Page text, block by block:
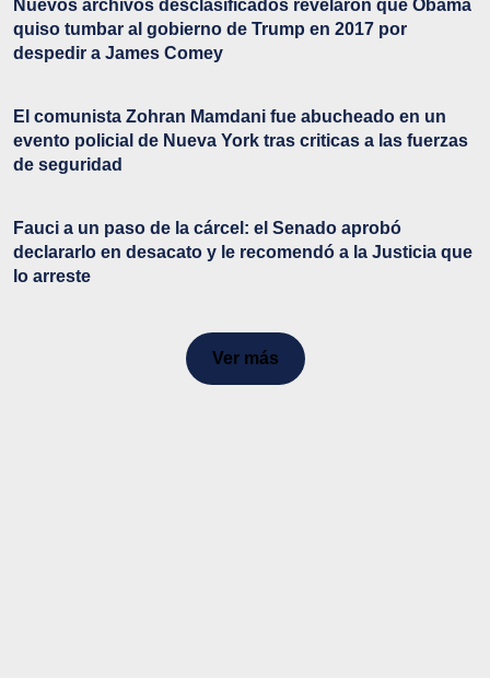
Nuevos archivos desclasificados revelaron que Obama
quiso tumbar al gobierno de Trump en 2017 por
despedir a James Comey
El comunista Zohran Mamdani fue abucheado en un
evento policial de Nueva York tras criticas a las fuerzas
de seguridad
Fauci a un paso de la cárcel: el Senado aprobó
declararlo en desacato y le recomendó a la Justicia que
lo arreste
Ver más